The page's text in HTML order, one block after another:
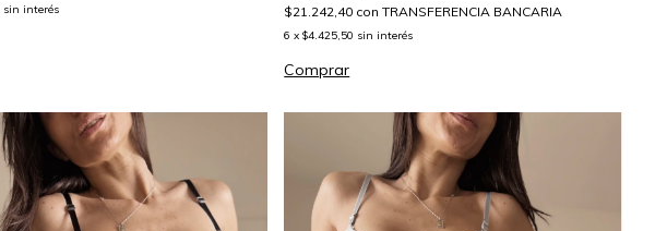
sin interés $21.242,40 con TRANSFERENCIA BANCARIA
6 x$4.425,50 sin interés
Comprar